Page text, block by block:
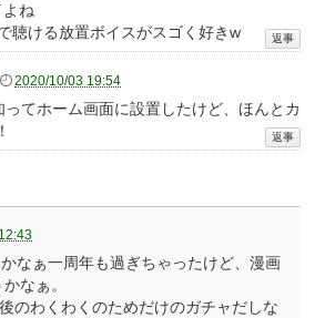
ね
聴ける放置ボイスがスゴく好きw
2020/10/03 19:54
ってホーム画面に設置したけど、ほんとカ
なぁ一周年も過ぎちゃったけど、漫画
なぁ。
のわくわくのためだけのガチャだしな